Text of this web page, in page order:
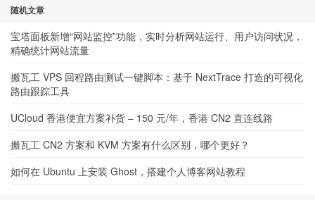
随机文章
宝塔面板新增“网站监控”功能，实时分析网站运行、用户访问状况，
精确统计网站流量
搬瓦工 VPS 回程路由测试一键脚本：基于 NextTrace 打造的可视化
路由跟踪工具
UCloud 香港便宜方案补货 – 150 元/年，香港 CN2 直连线路
搬瓦工 CN2 方案和 KVM 方案有什么区别，哪个更好？
如何在 Ubuntu 上安装 Ghost，搭建个人博客网站教程